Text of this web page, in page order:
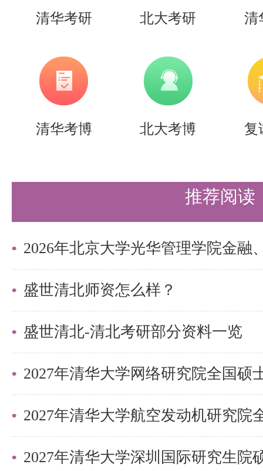
借十余年的专业辅导经验，为考
力，向着清华的目标奋勇前进！
以上是关于【26考研|清华航空宇
分数线深度剖析】的内容，希望
需要说的是，考清北竞争大，压
造，有清北先行营、清北强基营
实战营、清北冲刺营，更有清北
巧，专项技能拔高，学员遍布清
清北。
更多清北考研备考资料及清北考
盛世清北老师。
清华考研 北大考研 清
清华考博 北大考博 复
推荐阅读
盛世清北师资怎么样？
盛世清北-清北考研部分资料一览
2027年清华大学深圳国际研究生院